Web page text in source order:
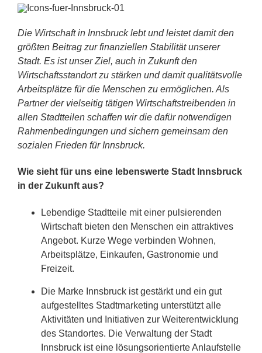
Die Wirtschaft in Innsbruck lebt und leistet damit den
größten Beitrag zur finanziellen Stabilität unserer
Stadt. Es ist unser Ziel, auch in Zukunft den
Wirtschaftsstandort zu stärken und damit qualitätsvolle
Arbeitsplätze für die Menschen zu ermöglichen. Als
Partner der vielseitig tätigen Wirtschaftstreibenden in
allen Stadtteilen schaffen wir die dafür notwendigen
Rahmenbedingungen und sichern gemeinsam den
sozialen Frieden für Innsbruck.
Wie sieht für uns eine lebenswerte Stadt Innsbruck
in der Zukunft aus?
Lebendige Stadtteile mit einer pulsierenden
Wirtschaft bieten den Menschen ein attraktives
Angebot. Kurze Wege verbinden Wohnen,
Arbeitsplätze, Einkaufen, Gastronomie und
Freizeit.
Die Marke Innsbruck ist gestärkt und ein gut
aufgestelltes Stadtmarketing unterstützt alle
Aktivitäten und Initiativen zur Weiterentwicklung
des Standortes. Die Verwaltung der Stadt
Innsbruck ist eine lösungsorientierte Anlaufstelle